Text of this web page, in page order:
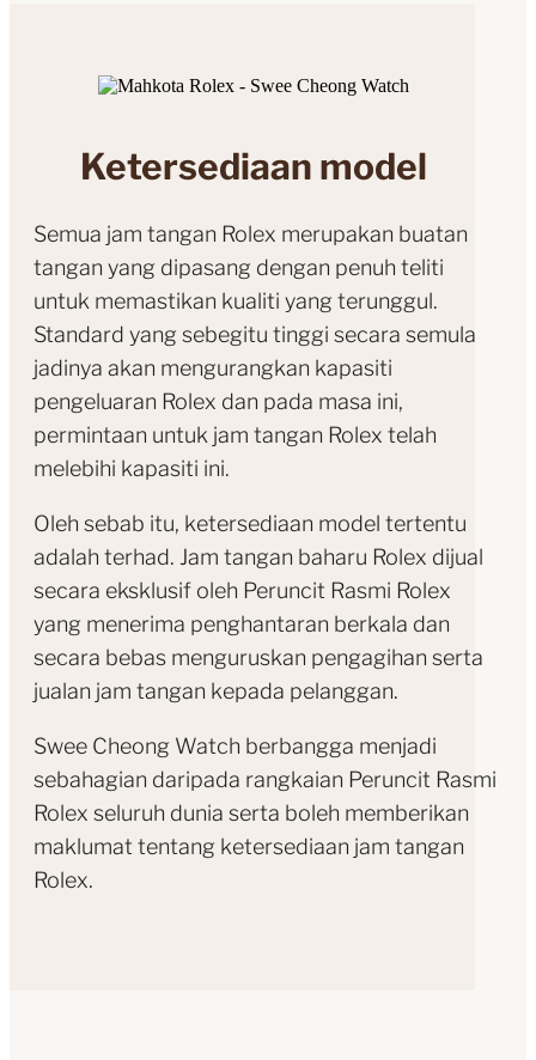
Ketersediaan model
Semua jam tangan Rolex merupakan buatan
tangan yang dipasang dengan penuh teliti
untuk memastikan kualiti yang terunggul.
Standard yang sebegitu tinggi secara semula
jadinya akan mengurangkan kapasiti
pengeluaran Rolex dan pada masa ini,
permintaan untuk jam tangan Rolex telah
melebihi kapasiti ini.
Oleh sebab itu, ketersediaan model tertentu
adalah terhad. Jam tangan baharu Rolex dijual
secara eksklusif oleh Peruncit Rasmi Rolex
yang menerima penghantaran berkala dan
secara bebas menguruskan pengagihan serta
jualan jam tangan kepada pelanggan.
Swee Cheong Watch berbangga menjadi
sebahagian daripada rangkaian Peruncit Rasmi
Rolex seluruh dunia serta boleh memberikan
maklumat tentang ketersediaan jam tangan
Rolex.